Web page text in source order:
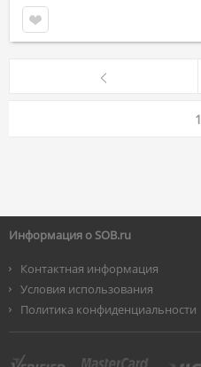
1
Информация о SOB.ru
Контактная информация
Условия использования
Политика конфиденциальности